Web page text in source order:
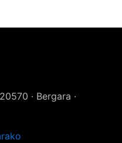
· Bergara ·